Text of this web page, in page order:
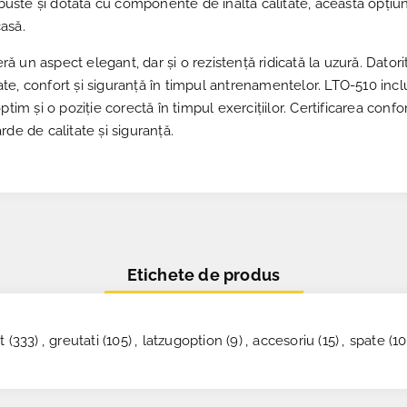
și dotată cu componente de înaltă calitate, această
un aspect elegant, dar și o rezistență ridicată la uzură.
confort și siguranță în timpul antrenamentelor. LTO-510
și o poziție corectă în timpul exercițiilor. Certificarea
de calitate și siguranță.
Etichete de produs
(333) , greutati (105) , latzugoption (9) , accesoriu (15) , spate